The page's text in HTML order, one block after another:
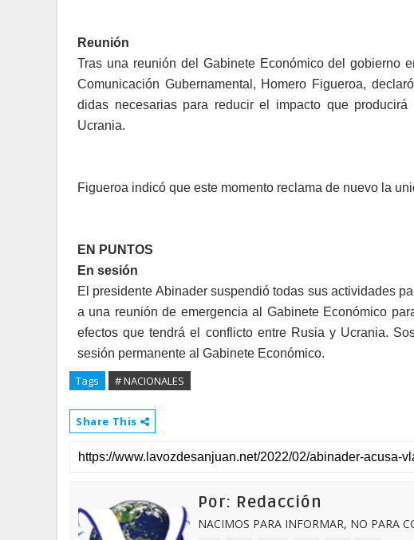
Reunión
Tras una reunión del Ga­binete Económico del go­bierno
Comunicación Guberna­mental, Homero Figueroa,
didas necesarias para redu­cir el impacto que
Ucrania.
Figueroa indicó que este mo­mento reclama de nuevo la
EN PUNTOS
En sesión
El presidente Abinader suspendió todas sus ac­tividades
a una reunión de emergencia al Gabinete Económi­co
efectos que ten­drá el conflicto entre Ru­sia y Ucrania.
sesión permanente al Gabinete Económico.
Tags # NACIONALES
Share This
Por: Redacción
NACIMOS PARA INFORMAR, NO PARA